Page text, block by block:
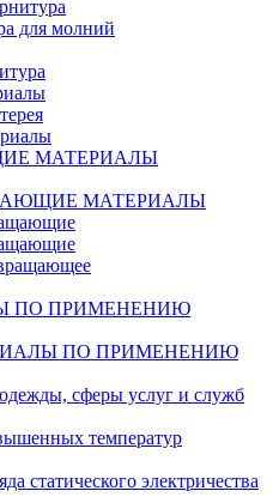
для молний
МАТЕРИАЛЫ
МАТЕРИАЛЫ
ПО ПРИМЕНЕНИЮ
ПО ПРИМЕНЕНИЮ
сферы услуг и служб
температур
статического электричества